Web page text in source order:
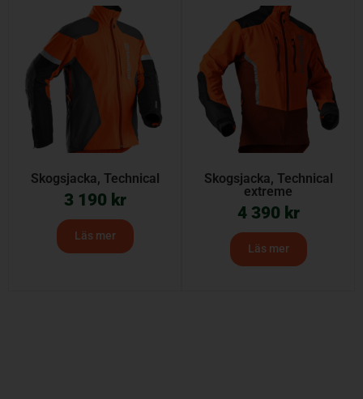
Skogsjacka, Technical
3 190 kr
Läs mer
Skogsjacka, Technical
extreme
4 390 kr
Läs mer